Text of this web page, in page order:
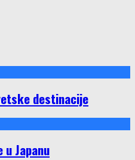
destinacije
u Japanu